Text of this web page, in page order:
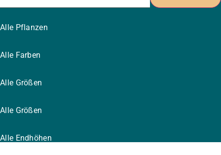
Alle Pflanzen
Alle Farben
Alle Größen
Alle Größen
Alle Endhöhen